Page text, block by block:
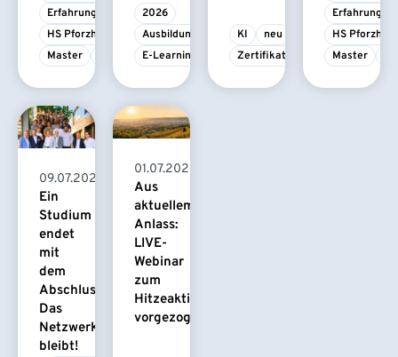
Erfahrungsbericht
HS Pforzheim
Master
2026
Ausbildung
E-Learning
KI
neu
Zertifikatskurs
HS
Master
09.07.2026
Ein
Studium
endet
mit
dem
Abschluss.
Das
Netzwerk
bleibt!
01.07.2026
Aus
aktuellem
Anlass:
LIVE-
Webinar
zum
Hitzeaktionsplan
vorgezogen